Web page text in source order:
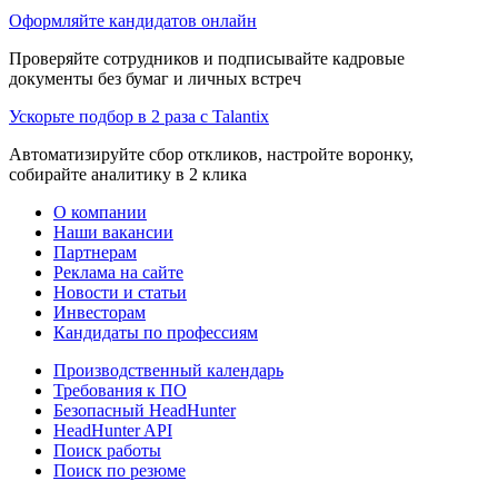
Оформляйте кандидатов онлайн
Проверяйте сотрудников и подписывайте кадровые
документы без бумаг и личных встреч
Ускорьте подбор в 2 раза с Talantix
Автоматизируйте сбор откликов, настройте воронку,
собирайте аналитику в 2 клика
О компании
Наши вакансии
Партнерам
Реклама на сайте
Новости и статьи
Инвесторам
Кандидаты по профессиям
Производственный календарь
Требования к ПО
Безопасный HeadHunter
HeadHunter API
Поиск работы
Поиск по резюме